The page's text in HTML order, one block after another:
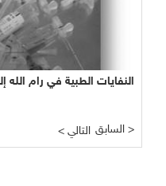
النفايات الطبية في رام الله
< التالي السابق >